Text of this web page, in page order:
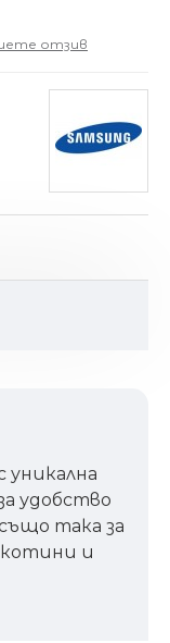
отзив
уникална
удобство
така за
и